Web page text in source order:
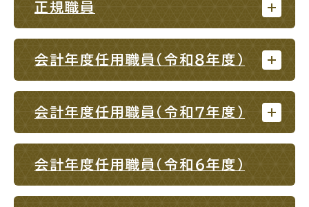
正規職員
会計年度任用職員（令和８年度）
会計年度任用職員（令和７年度）
会計年度任用職員（令和６年度）